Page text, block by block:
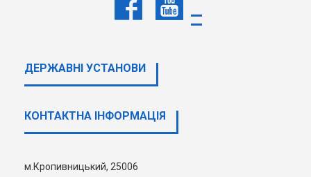
Рахунок:UA 62 3204780000026508000003909
Призначення платежу: погашення кредиту згідно
договору від _____№_____; прізвище, ініціали
За додатковою інформаціжю Ви можете звернутись за
ДЕРЖАВНI УСТАНОВИ
КОНТАКТНА ІНФОРМАЦІЯ
м.Кропивницький, 25006